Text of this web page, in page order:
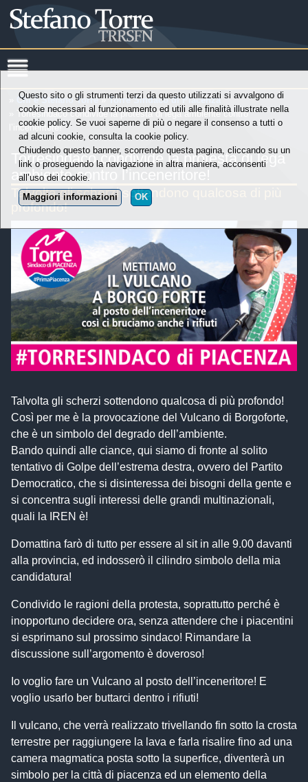
Chi è Stefano Torre »Torre Sindaco di Piacenza
» Torresindaco condivide la protesta di lega ambiente contro
l’inceneritore!
Torresindaco condivide la protesta di lega
ambiente contro l’inceneritore!
Talvolta gli scherzi sottendono qualcosa di più
profondo!
Talvolta gli scherzi sottendono qualcosa di più profondo!
Così per me è la provocazione del Vulcano di Borgoforte,
che è un simbolo del degrado dell’ambiente.
Bando quindi alle ciance, qui siamo di fronte al solito
tentativo di Golpe dell’estrema destra, ovvero del Partito
Democratico, che si disinteressa dei bisogni della gente e
si concentra sugli interessi delle grandi multinazionali,
quali la IREN è!
Domattina farò di tutto per essere al sit in alle 9.00 davanti
alla provincia, ed indosserò il cilindro simbolo della mia
candidatura!
Condivido le ragioni della protesta, soprattutto perché è
inopportuno decidere ora, senza attendere che i piacentini
si esprimano sul prossimo sindaco! Rimandare la
discussione sull’argomento è doveroso!
Io voglio fare un Vulcano al posto dell’inceneritore! E
voglio usarlo ber buttarci dentro i rifiuti!
Il vulcano, che verrà realizzato trivellando fin sotto la crosta
terrestre per raggiungere la lava e farla risalire fino ad una
camera magmatica posta sotto la superfice, diventerà un
simbolo per la città di piacenza ed un elemento della
Questo sito o gli strumenti terzi da questo utilizzati si avvalgono di
cookie necessari al funzionamento ed utili alle finalità illustrate nella
cookie policy. Se vuoi saperne di più o negare il consenso a tutti o
ad alcuni cookie, consulta la cookie policy.
Chiudendo questo banner, scorrendo questa pagina, cliccando su un
link o proseguendo la navigazione in altra maniera, acconsenti
all’uso dei cookie.
Maggiori informazioni
OK